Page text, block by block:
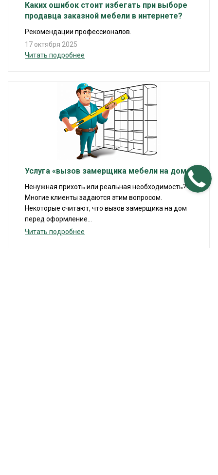
Каких ошибок стоит избегать при выборе
продавца заказной мебели в интернете?
Рекомендации профессионалов.
17 октября 2025
Читать подробнее
Услуга «вызов замерщика мебели на дом»:
Ненужная прихоть или реальная необходимость?!
Многие клиенты задаются этим вопросом.
Некоторые считают, что вызов замерщика на дом
перед оформление...
Читать подробнее